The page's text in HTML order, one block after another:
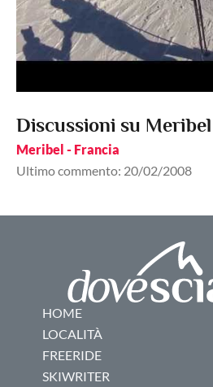
Discussioni su Meribel
Meribel - Francia
Ultimo commento: 20/02/2008
HOME
LOCALITÀ
FREERIDE
SKIWRITER